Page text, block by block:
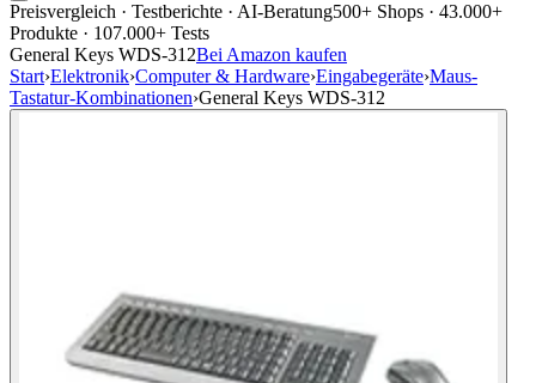
Preisvergleich · Testberichte · AI-Beratung500+ Shops · 43.000+
Produkte · 107.000+ Tests
General Keys WDS-312Bei Amazon kaufen
Start›Elektronik›Computer & Hardware›Eingabegeräte›Maus-
Tastatur-Kombinationen›General Keys WDS-312